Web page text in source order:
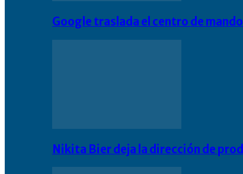
Google traslada el centro de
Nikita Bier deja la dirección de